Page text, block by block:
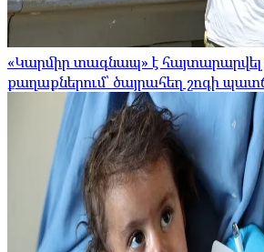
«Կարմիր տագնապ» է հայտարարվել
քաղաքներում՝ ծայրահեղ շոգի